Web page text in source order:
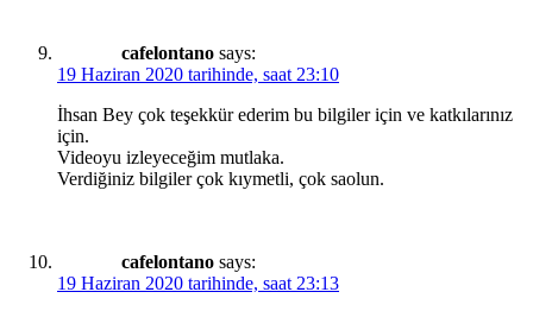
cafelontano says:
19 Haziran 2020 tarihinde, saat 23:10
İhsan Bey çok teşekkür ederim bu bilgiler için ve katkılarınız
için.
Videoyu izleyeceğim mutlaka.
Verdiğiniz bilgiler çok kıymetli, çok saolun.
cafelontano says:
19 Haziran 2020 tarihinde, saat 23:13